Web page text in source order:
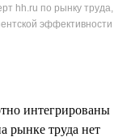
hh.ru по рынку труда,
эффективности
интегрированы
рынке труда нет